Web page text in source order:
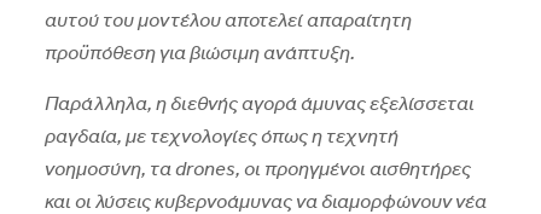
αυτού του μοντέλου αποτελεί απαραίτητη
προϋπόθεση για βιώσιμη ανάπτυξη.
Παράλληλα, η διεθνής αγορά άμυνας εξελίσσεται
ραγδαία, με τεχνολογίες όπως η τεχνητή
νοημοσύνη, τα drones, οι προηγμένοι αισθητήρες
και οι λύσεις κυβερνοάμυνας να διαμορφώνουν νέα